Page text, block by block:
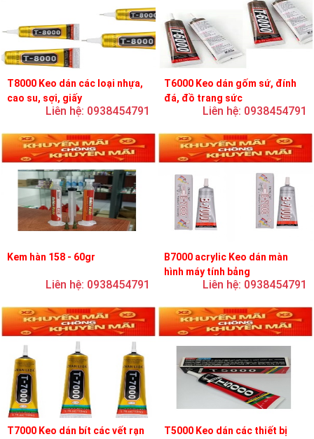
T8000 Keo dán các loại nhựa,
cao su, sợi, giấy
Liên hệ: 0938454791
T6000 Keo dán gốm sứ, đính
đá, đồ trang sức
Liên hệ: 0938454791
Kem hàn 158 - 60gr
Liên hệ: 0938454791
B7000 acrylic Keo dán màn
hình máy tính bảng
Liên hệ: 0938454791
T7000 Keo dán bít các vết rạn
T5000 Keo dán các thiết bị